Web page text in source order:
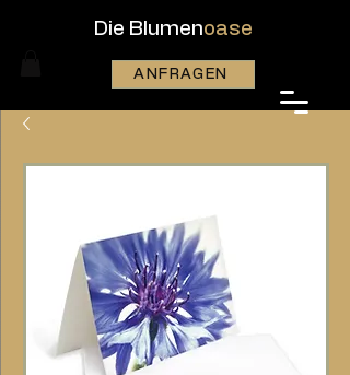
Die Blumenoase
ANFRAGEN